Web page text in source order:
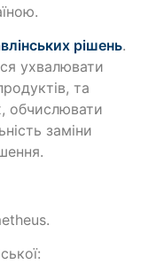
рішень.
ухвалювати
та
обчислювати
заміни